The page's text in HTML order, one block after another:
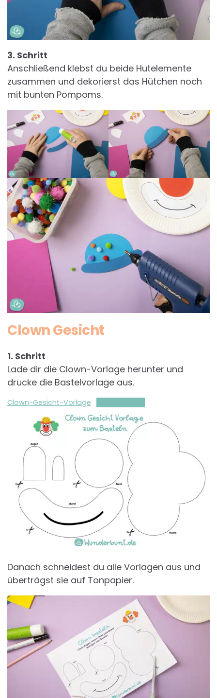
3. Schritt
Anschließend klebst du beide Hutelemente
zusammen und dekorierst das Hütchen noch
mit bunten Pompoms.
Clown Gesicht
1. Schritt
Lade dir die Clown-Vorlage herunter und
drucke die Bastelvorlage aus.
Clown-Gesicht-Vorlage
Danach schneidest du alle Vorlagen aus und
überträgst sie auf Tonpapier.